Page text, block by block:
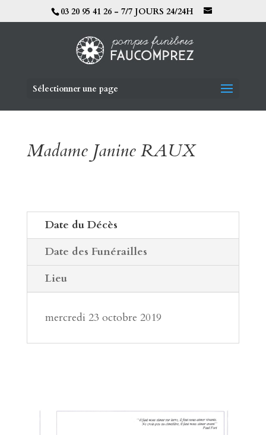
03 20 95 41 26 - 7/7 JOURS 24/24H
Sélectionner une page
Madame Janine RAUX
Date du Décès
Date des Funérailles
Lieu
mercredi 23 octobre 2019